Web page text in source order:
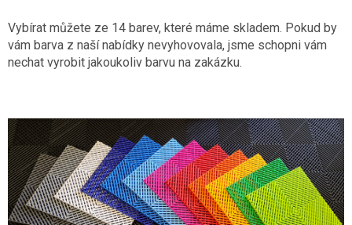
Vybírat můžete ze 14 barev, které máme skladem. Pokud by
vám barva z naší nabídky nevyhovovala, jsme schopni vám
nechat vyrobit jakoukoliv barvu na zakázku.